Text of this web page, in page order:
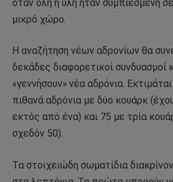
όταν όλη η ύλη ήταν συμπιεσμένη
μικρό χώρο.
Η αναζήτηση νέων αδρονίων θα
δεκάδες διαφορετικοί συνδυασμοί
«γεννήσουν» νέα αδρόνια.
πιθανά αδρόνια με δύο κουάρκ
εκτός από ένα) και 75 με τρία
σχεδόν 50).
Τα στοιχειώδη σωματίδια